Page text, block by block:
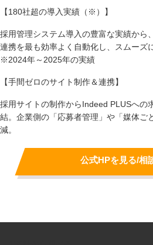
【180社超の導入実績（※）】
採用管理システム導入の豊富な実績から
連携を最も効率よく自動化し、スムーズ
※2024年～2025年の実績
【手間ゼロのサイト制作＆連携】
採用サイトの制作からIndeed PLUSへの
結。企業側の「応募者管理」や「媒体ご
減。
公式HPを見る/相